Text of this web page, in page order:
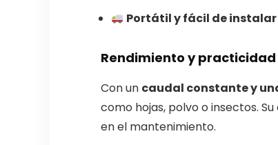
Portátil y fácil de instalar
Rendimiento y practicidad
Con un caudal constante y
como hojas, polvo o insectos.
en el mantenimiento.